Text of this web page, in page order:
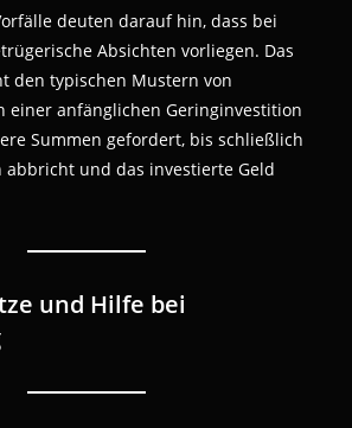
deuten darauf hin, dass bei
Absichten vorliegen. Das
den typischen Mustern von
einer anfänglichen Geringinvestition
Summen gefordert, bis schließlich
abbricht und das investierte Geld
und Hilfe bei